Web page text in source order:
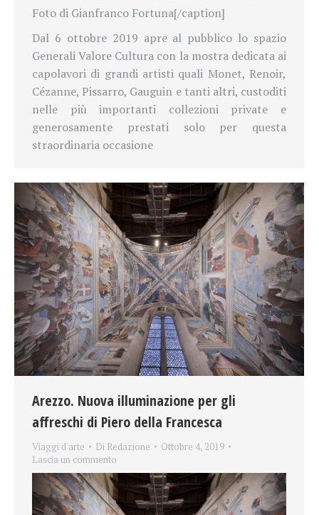
Foto di Gianfranco Fortuna[/caption]
Dal 6 ottobre 2019 apre al pubblico lo spazio
Generali Valore Cultura con la mostra dedicata ai
capolavori di grandi artisti quali Monet, Renoir,
Cézanne, Pissarro, Gauguin e tanti altri, custoditi
nelle più importanti collezioni private e
generosamente prestati solo per questa
straordinaria occasione
Arezzo. Nuova illuminazione per gli
affreschi di Piero della Francesca
Viaggi d'arte Di Redazione
Ottobre 4, 2019
Lascia un commento